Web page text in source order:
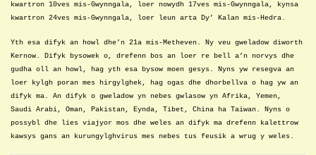
kwartron 10ves mis-Gwynngala, loer nowydh 17ves mis-Gwynngala, kynsa
kwartron 24ves mis-Gwynngala, loer leun arta Dy’ Kalan mis-Hedra.
Yth esa difyk an howl dhe’n 21a mis-Metheven. Ny veu gweladow diworth
Kernow. Difyk bysowek o, drefenn bos an loer re bell a’n norvys dhe
gudha oll an howl, hag yth esa bysow moen gesys. Nyns yw resegva an
loer kylgh poran mes hirgylghek, hag ogas dhe dhorbellva o hag yw an
difyk ma. An difyk o gweladow yn nebes gwlasow yn Afrika, Yemen,
Saudi Arabi, Oman, Pakistan, Eynda, Tibet, China ha Taiwan. Nyns o
possybl dhe lies viajyor mos dhe weles an difyk ma drefenn kalettrow
kawsys gans an kurungylghvirus mes nebes tus feusik a wrug y weles.